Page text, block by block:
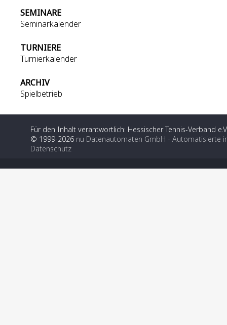
SEMINARE
Seminarkalender
TURNIERE
Turnierkalender
ARCHIV
Spielbetrieb
Für den Inhalt verantwortlich: Hessischer Tennis-Verband
© 1999-2026 nu Datenautomaten GmbH - Automatisierte
Datenschutz